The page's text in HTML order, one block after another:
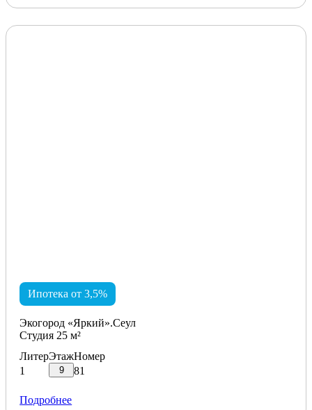
Ипотека от 3,5%
Экогород «Яркий».Сеул
Студия 25 м²
Литер
1
Этаж
9
Номер
81
Подробнее